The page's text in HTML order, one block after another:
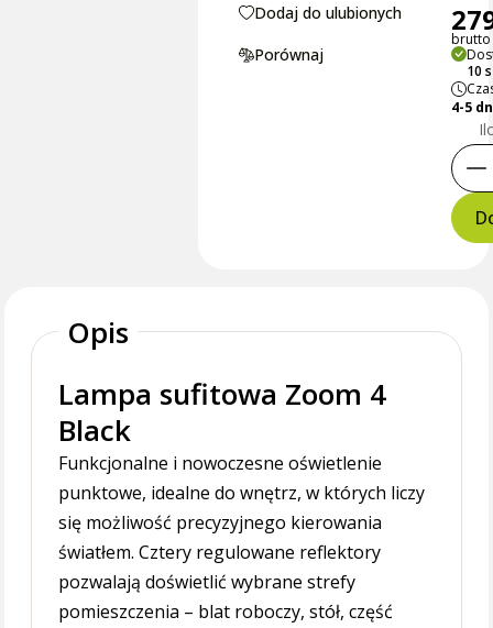
Dodaj do ulubionych
Porównaj
brutto
10
4-5
Opis
Lampa sufitowa Zoom 4
Black
Funkcjonalne i nowoczesne oświetlenie
punktowe, idealne do wnętrz, w których liczy
się możliwość precyzyjnego kierowania
światłem. Cztery regulowane reflektory
pozwalają doświetlić wybrane strefy
pomieszczenia – blat roboczy, stół, część